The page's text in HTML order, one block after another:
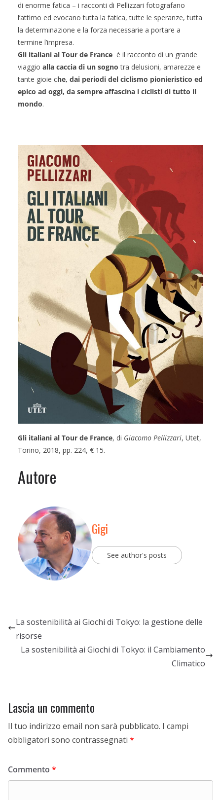
di enorme fatica – i racconti di Pellizzari fotografano
l’attimo ed evocano tutta la fatica, tutte le speranze, tutta
la determinazione e la forza necessarie a portare a
termine l’impresa.
Gli italiani al Tour de France è il racconto di un grande
viaggio alla caccia di un sognotra delusioni, amarezze e
tante gioie che, dai periodi del ciclismo pionieristico ed
epico ad oggi, da sempre affascina i ciclisti di tutto il
mondo.
Gli italiani al Tour de France, di Giacomo Pellizzari, Utet,
Torino, 2018, pp. 224, € 15.
Autore
Gigi
See author's posts
La sostenibilità ai Giochi di Tokyo: la gestione delle
risorse
La sostenibilità ai Giochi di Tokyo: il Cambiamento
Climatico
Lascia un commento
Il tuo indirizzo email non sarà pubblicato. I campi
obbligatori sono contrassegnati *
Commento *